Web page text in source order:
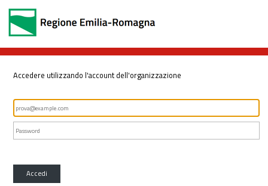
Accedere utilizzando l'account dell'organizzazione
Accedi